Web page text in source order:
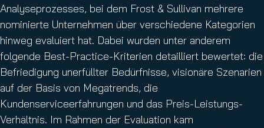
Analyseprozesses, bei dem Frost & Sullivan mehrere
nominierte Unternehmen über verschiedene Kategorien
hinweg evaluiert hat. Dabei wurden unter anderem
folgende Best-Practice-Kriterien detailliert bewertet: die
Befriedigung unerfüllter Bedürfnisse, visionäre Szenarien
auf der Basis von Megatrends, die
Kundenserviceerfahrungen und das Preis-Leistungs-
Verhältnis. Im Rahmen der Evaluation kam